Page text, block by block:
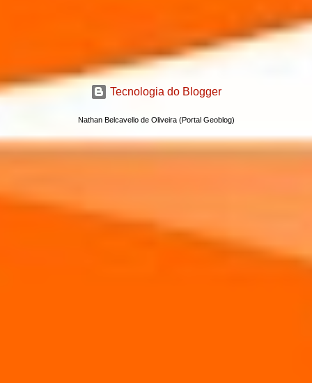
Tecnologia do Blogger
Nathan Belcavello de Oliveira (Portal Geoblog)